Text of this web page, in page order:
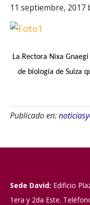
11 septiembre, 2017
La Rectora Nixa
de biología de Suiza
Publicado en:
Sede David: Edificio
1era y 2da Este.